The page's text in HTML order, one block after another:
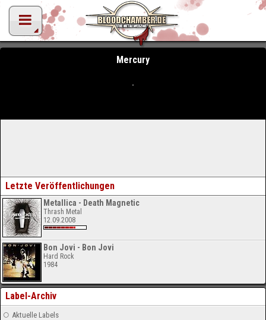
Mercury
Letzte Veröffentlichungen
Metallica - Death Magnetic
Thrash Metal
12.09.2008
Bon Jovi - Bon Jovi
Hard Rock
1984
Label-Archiv
Aktuelle Labels